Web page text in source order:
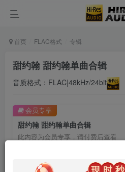
首页 FLAC格式 专辑
甜约翰 甜约翰单曲合辑
音质格式：FLAC|48kHz/24bit
甜约翰 甜约翰单曲合辑
此内容为会员专享，请付费后查看
9.9 ￥
会员专享